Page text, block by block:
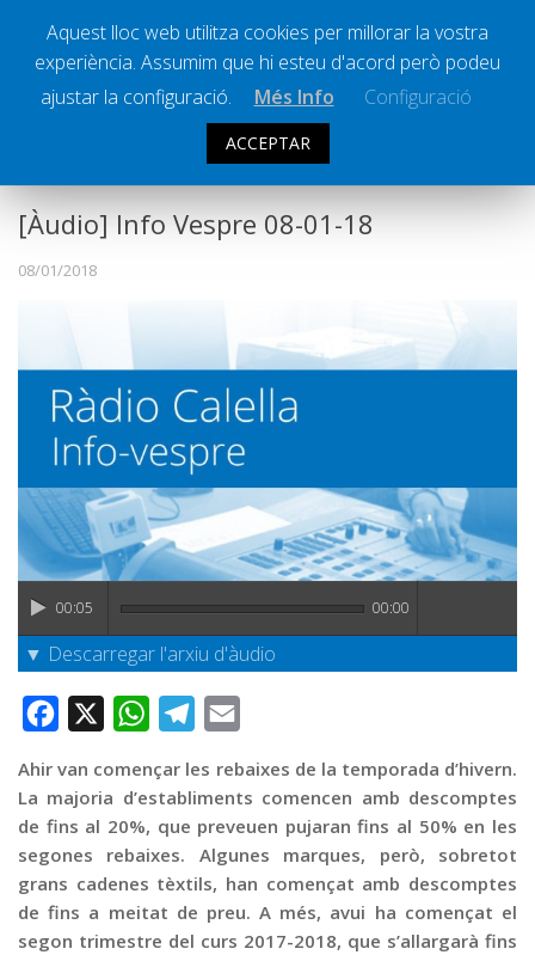
Societat
Successos
La Banqueta
Transmissions Esportives
Pòdcasts
Vídeos
Graella
Publicitat
Ràdio Calella Televisió
[Àudio] Info Vespre 08-01-18
08/01/2018
00:05 00:00
▼ Descarregar l'arxiu d'àudio
Facebook WhatsAppTelegram
Ahir van començar les rebaixes de la temporada d’hivern.
La majoria d’establiments comencen amb descomptes
de fins al 20%, que preveuen pujaran fins al 50% en les
segones rebaixes. Algunes marques, però, sobretot
grans cadenes tèxtils, han començat amb descomptes
de fins a meitat de preu. A més, avui ha començat el
segon trimestre del curs 2017-2018, que s’allargarà fins
Aquest lloc web utilitza cookies per millorar la vostra
experiència. Assumim que hi esteu d'acord però podeu
ajustar la configuració.
Més Info Configuració
ACCEPTAR